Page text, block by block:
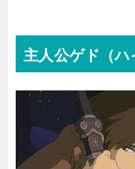
主人公ゲド（